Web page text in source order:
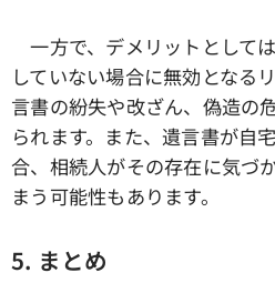
一方で、デメリットとして
していない場合に無効となる
言書の紛失や改ざん、偽造の
られます。また、遺言書が自
合、相続人がその存在に気づ
まう可能性もあります。
5. まとめ